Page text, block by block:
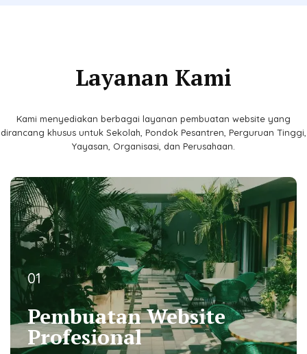
Layanan Kami
Kami menyediakan berbagai layanan pembuatan website yang
dirancang khusus untuk Sekolah, Pondok Pesantren, Perguruan Tinggi,
Yayasan, Organisasi, dan Perusahaan.
01
Pembuatan Website
Profesional
01
Pembuatan Website
Profesional